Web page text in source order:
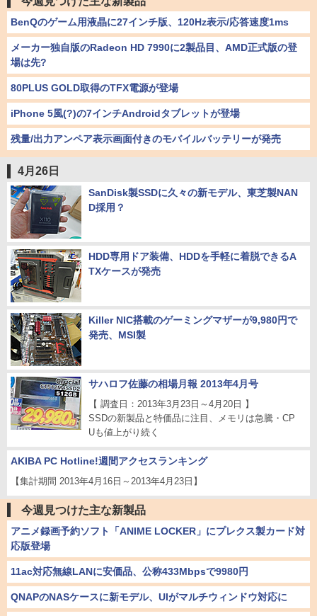
BenQのゲーム用液晶に27インチ版、120Hz表示/応答速度1ms
メーカー独自版のRadeon HD 7990に2製品目、AMD正式版の登
場は先?
80PLUS GOLD取得のTFX電源が登場
iPhone 5風(?)の7インチAndroidタブレットが登場
残量/出力アンペア表示画面付きのモバイルバッテリーが発売
4月26日
SanDisk製SSDに久々の新モデル、東芝製NAN
D採用？
HDD専用ドア装備、HDDを手軽に着脱できるA
TXケースが発売
Killer NIC搭載のゲーミングマザーが9,980円で
発売、MSI製
サハロフ佐藤の相場月報 2013年4月号
【 調査日：2013年3月23日～4月20日 】
SSDの新製品と特価品に注目、メモリは急騰・CP
Uも値上がり続く
AKIBA PC Hotline!週間アクセスランキング
【集計期間 2013年4月16日～2013年4月23日】
今週見つけた主な新製品
アニメ録画予約ソフト「ANIME LOCKER」にプレクス製カード対
応版登場
11ac対応無線LANに安価品、公称433Mbpsで9980円
QNAPのNASケースに新モデル、UIがマルチウィンドウ対応に